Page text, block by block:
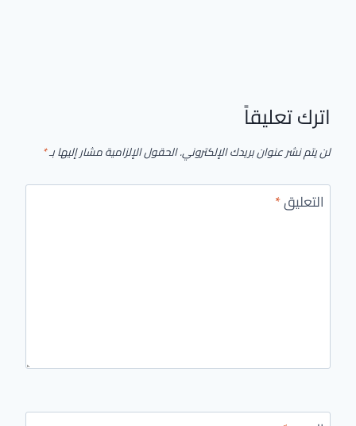
اترك تعليقاً
لن يتم نشر عنوان بريدك الإلكتروني.الحقول الإلزامية مشار إليها بـ*
التعليق*